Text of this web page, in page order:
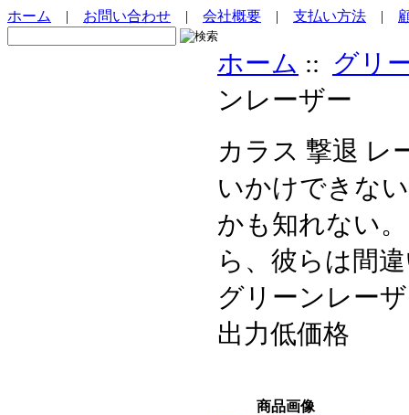
ホーム | お問い合わせ | 会社概要 | 支払い方法 |
ホーム :: グリ
ンレーザー
カラス 撃退 レ
いかけできな
かも知れない
ら、彼らは間
グリーンレーザ
出力低価格
商品画像